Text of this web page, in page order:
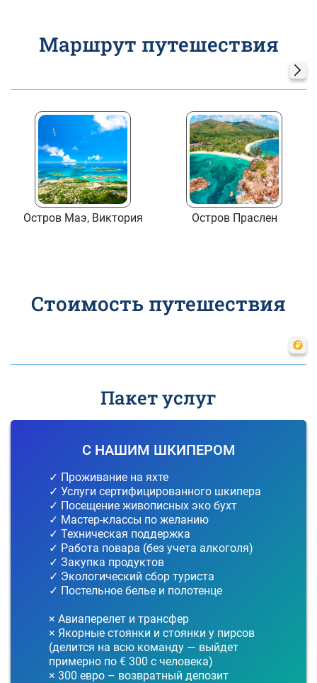
Маршрут путешествия
Остров Маэ, Виктория Остров Праслен
Стоимость путешествия
Пакет услуг
С НАШИМ ШКИПЕРОМ
✓ Проживание на яхте
✓ Услуги сертифицированного шкипера
✓ Посещение живописных эко бухт
✓ Мастер-классы по желанию
✓ Техническая поддержка
✓ Работа повара (без учета алкоголя)
✓ Закупка продуктов
✓ Экологический сбор туриста
✓ Постельное белье и полотенце
× Авиаперелет и трансфер
× Якорные стоянки и стоянки у пирсов
(делится на всю команду — выйдет
примерно по € 300 с человека)
× 300 евро – возвратный депозит